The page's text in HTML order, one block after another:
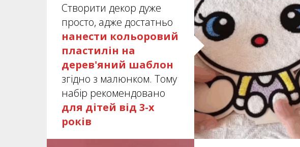
Створити декор дуже
просто, адже достатньо
нанести кольоровий
пластилін на
дерев'яний шаблон
згідно з малюнком. Тому
набір рекомендовано
для дітей від 3-х
років